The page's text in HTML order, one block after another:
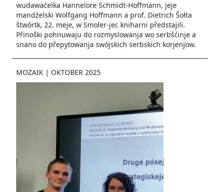
wudawaćelka Hannelore Schmidt-Hoffmann, jeje
mandźelski Wolfgang Hoffmann a prof. Dietrich Šołta
štwórtk, 22. meje, w Smoler-jec kniharni předstajili.
Přinoški pohnuwaju do rozmyslowanja wo serbšćinje a
snano do přepytowanja swójskich serbskich korjenjow.
MOZAIK | OKTOBER 2025